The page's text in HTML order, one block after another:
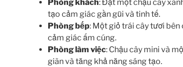
Phòng khách: Đặt một chậu cây
tạo cảm giác gần gũi và tinh tế.
Phòng bếp: Một giỏ trái cây tươi
cảm giác ấm cúng.
Phòng làm việc: Chậu cây mini và
giãn và tăng khả năng sáng tạo.